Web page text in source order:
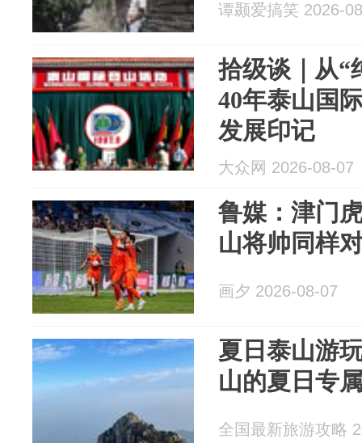
谭颞爱搞笑 2026-
拾级谈｜从“
40年泰山国
发展印记
大众网 2026-08-07
鲁媒：津门
山将帅同样
画夕 2026-08-07
夏日泰山游
山的夏日专
全国最新旅游攻略